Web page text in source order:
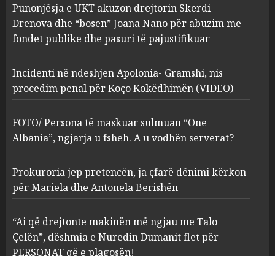
3
FOTO/ Persona të maskuar
sulmuan “One Albania”,
ngjarja u fsheh. A u vodhën
MARCH 25, 2025
4
Prokuroria jep pretencën, ja
çfarë dënimi kërkon për
Mariela dhe Antonela
MARCH 25, 2025
ngjau me Talo Çelën”,
dëshmia e Nuredin Dumanit
flet për PERSONAT që e
Punonjësja e UKT akuzon drejtorin Skerdi
Drenova dhe “bosen” Joana Nano për abuzim me
fondet publike dhe pasuri të pajustifikuar
Incidenti në ndeshjen Apolonia- Gramshi, nis
procedim penal për Koço Kokëdhimën (VIDEO)
FOTO/ Persona të maskuar sulmuan “One
Albania”, ngjarja u fsheh. A u vodhën serverat?
Prokuroria jep pretencën, ja çfarë dënimi kërkon
për Mariela dhe Antonela Berishën
“Ai që drejtonte makinën më ngjau me Talo
Çelën”, dëshmia e Nuredin Dumanit flet për
PERSONAT që e plagosën!